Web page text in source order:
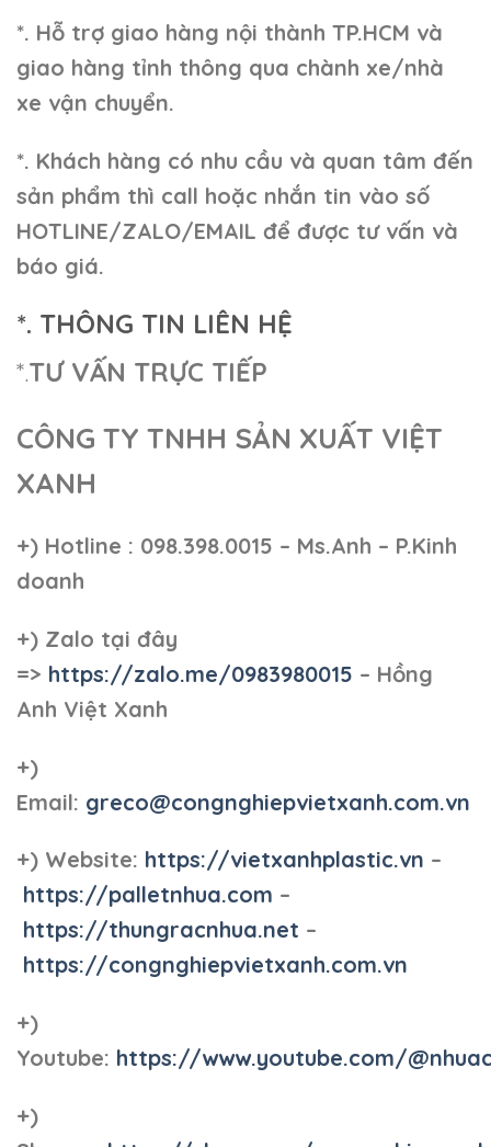
*. Hỗ trợ giao hàng nội thành TP.HCM và
giao hàng tỉnh thông qua chành xe/nhà
xe vận chuyển.
*. Khách hàng có nhu cầu và quan tâm đến
sản phẩm thì call hoặc nhắn tin vào số
HOTLINE/ZALO/EMAIL để được tư vấn và
báo giá.
*. THÔNG TIN LIÊN HỆ
*.TƯ VẤN TRỰC TIẾP
CÔNG TY TNHH SẢN XUẤT VIỆT
XANH
+) Hotline : 098.398.0015 – Ms.Anh – P.Kinh
doanh
+) Zalo tại đây
=> https://zalo.me/0983980015 – Hồng
Anh Việt Xanh
+)
Email: greco@congnghiepvietxanh.com.vn
+) Website: https://vietxanhplastic.vn –
https://palletnhua.com –
https://thungracnhua.net –
https://congnghiepvietxanh.com.vn
+)
Youtube: https://www.youtube.com/
+)